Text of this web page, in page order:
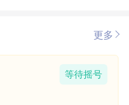
更多
等待摇号